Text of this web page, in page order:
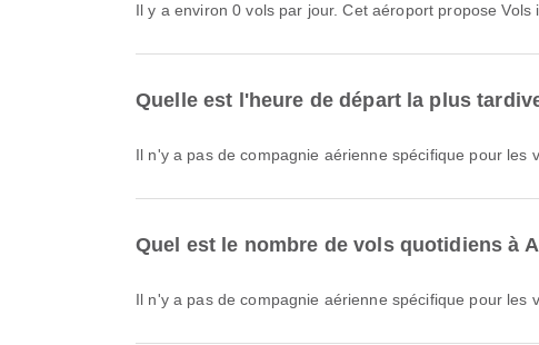
Il y a environ 0 vols par jour. Cet aéroport propose Vols
Quelle est l'heure de départ la plus
Il n'y a pas de compagnie aérienne spécifique pour les
Quel est le nombre de vols quotidiens à
Il n'y a pas de compagnie aérienne spécifique pour les